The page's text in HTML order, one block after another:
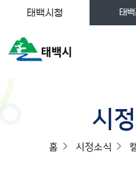
태백시청 태
시
홈 시정소식